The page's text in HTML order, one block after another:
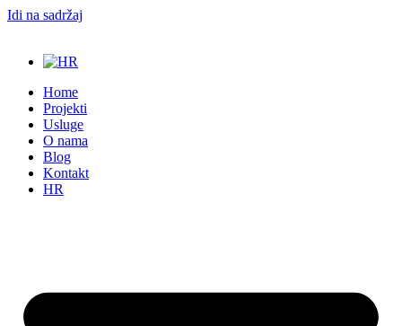
Idi na sadržaj
Home
Projekti
Usluge
O nama
Blog
Kontakt
HR